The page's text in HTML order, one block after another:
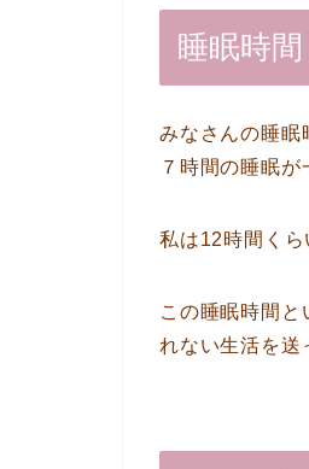
睡眠時間
みなさんの睡眠
７時間の睡眠
私は12時間くら
この睡眠時間
れない生活を送